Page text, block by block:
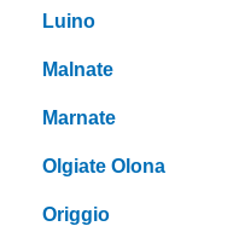
Luino
Malnate
Marnate
Olgiate Olona
Origgio